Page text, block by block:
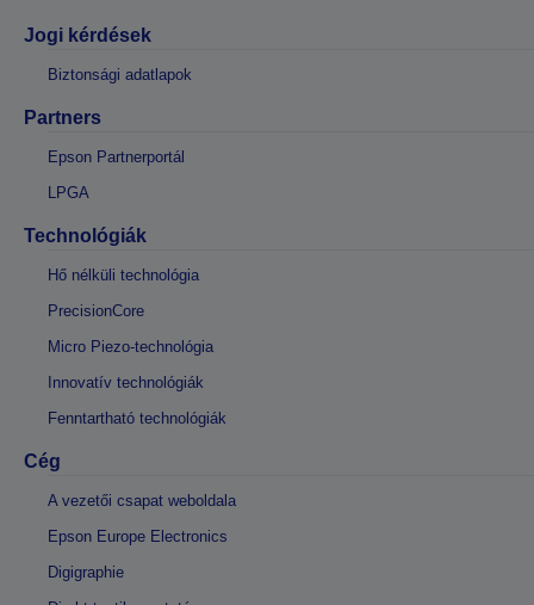
Jogi kérdések
Biztonsági adatlapok
Partners
Epson Partnerportál
LPGA
Technológiák
Hő nélküli technológia
PrecisionCore
Micro Piezo-technológia
Innovatív technológiák
Fenntartható technológiák
Cég
A vezetői csapat weboldala
Epson Europe Electronics
Digigraphie